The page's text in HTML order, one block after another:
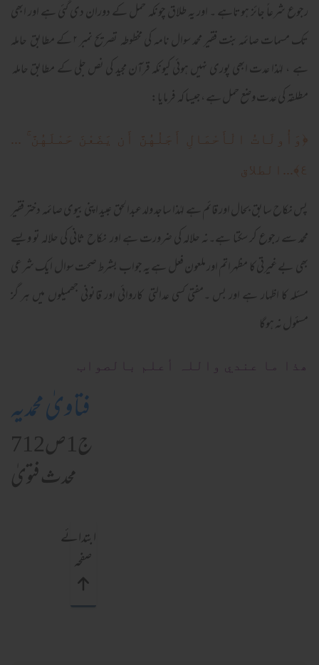
رجوع شرعاً جائز ہوتاہے ۔ اور یہ طلاق چونکہ حمل کے دوران دی گئی ہے اور ابھی
تک مسمات صائمہ بنت فقیر محمد سوال نامہ کی مخطوطہ تصریح نمبر ۲ کے مطابق حاملہ
ہے ، لہٰذا عدت ابھی پوری نہیں ہوئی کیونکہ قرآن مجید کی نص جلی کے مطابق حاملہ
مطلقہ کی عدت وضع حمل ہے ،جیسا کہ فرمایا:
﴿وَأُولَاتُ الْأَحْمَالِ أَجَلُهُنَّ أَن يَضَعْنَ حَمْلَهُنَّ ۚ ...
٤﴾...الطلاق
پس نکاح سابق بحال اور قائم ہے لہٰذا ساجد ولد عبدالحق عبید اپنی بیوی صائمہ دختر فقیر
محمد سے رجوع کر سکتا ہے۔نہ حلالہ کی ضرورت ہے اور نکاح ثانی کی حلالہ تو ویسے
بھی بے غیرتی کا مظہراتم اور ملعون فعل ہے یہ جواب بشرط صحت سوال ایک شرعی
مسئلہ کا اظہار ہے اور بس ۔مفتی کسی عدالتی کاروائی اور قانونی جھمیلوں میں ہر گز
مسئول نہ ہوگا
ھذا ما عندي واللہ أعلم بالصواب
فتاویٰ محمدیہ
ج1ص712
محدث فتویٰ
ابتدائے
صفحہ